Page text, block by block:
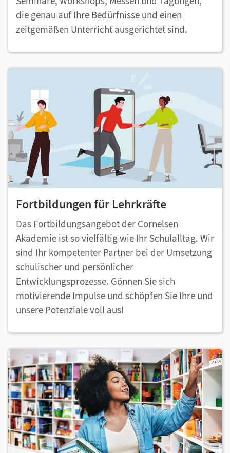
die genau auf Ihre Bedürfnisse und einen
zeitgemäßen Unterricht ausgerichtet sind.
Fortbildungen für Lehrkräfte
Das Fortbildungsangebot der Cornelsen
Akademie ist so vielfältig wie Ihr Schulalltag. Wir
sind Ihr kompetenter Partner bei der Umsetzung
schulischer und persönlicher
Entwicklungsprozesse. Gönnen Sie sich
motivierende Impulse und schöpfen Sie Ihre und
unsere Potenziale voll aus!